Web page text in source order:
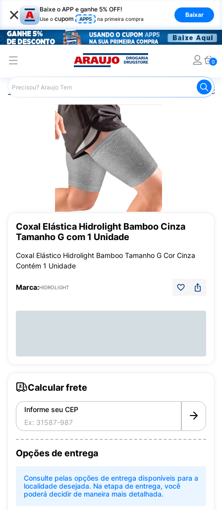
× Baixe o APP e ganhe 5% OFF!
Use o cupom APP5 na primeira compra
Baixar
0
Araujo Saúde e Bem Estar Coxal
Coxal Elástica Hidrolight Bamboo Cinza
Tamanho G com 1 Unidade
Coxal Elástico Hidrolight Bamboo Tamanho G Cor Cinza
Contém 1 Unidade
Marca:HIDROLIGHT
Calcular frete
Informe seu CEP
Opções de entrega
Consulte pelas opções de entrega disponíveis para a
localidade desejada. Na etapa de entrega, você
poderá decidir de maneira mais detalhada.